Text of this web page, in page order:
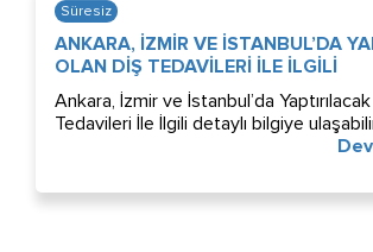
Süresiz
ANKARA, İZMİR VE İSTANBUL’DA
OLAN DİŞ TEDAVİLERİ İLE İLGİLİ
Ankara, İzmir ve İstanbul’da
Tedavileri İle İlgili detaylı bilgiye